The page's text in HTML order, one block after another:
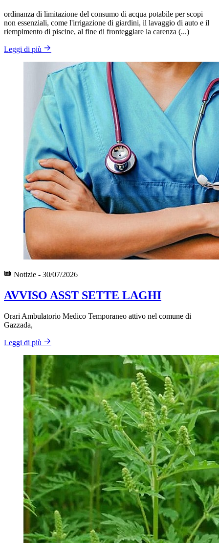
ordinanza di limitazione del consumo di acqua potabile per scopi
non essenziali, come l'irrigazione di giardini, il lavaggio di auto e il
riempimento di piscine, al fine di fronteggiare la carenza (...)
Leggi di più
Notizie - 30/07/2026
AVVISO ASST SETTE LAGHI
Orari Ambulatorio Medico Temporaneo attivo nel comune di
Gazzada,
Leggi di più